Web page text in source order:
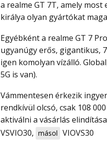
a realme GT 7T, amely
királya olyan gyártókat
Egyébként a realme GT 7 Pro járt nálunk teszten is, annál kicsit szerényebb, de
ugyanúgy erős, gigantikus,
igen komolyan vízálló.
5G is van).
Vámmentesen érkezik ingyen szállítással és promo code-ot (kupon) megadva
rendkívül olcsó, csak 108
aktiválni a vásárlás
VSVIO30, másol VIOVS30